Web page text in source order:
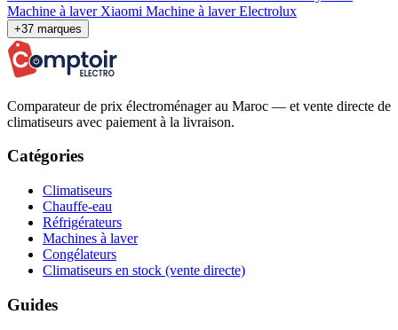
Machine à laver Xiaomi Machine à laver Electrolux
+37 marques
Comparateur de prix électroménager au Maroc — et vente directe de
climatiseurs avec paiement à la livraison.
Catégories
Climatiseurs
Chauffe-eau
Réfrigérateurs
Machines à laver
Congélateurs
Climatiseurs en stock (vente directe)
Guides